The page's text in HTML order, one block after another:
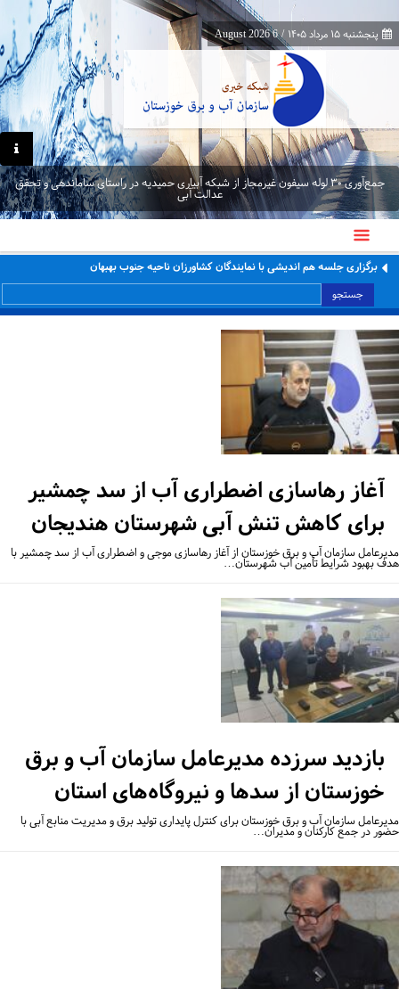
پنجشنبه ۱۵ مرداد ۱۴۰۵ /
6 August 2026
جمع‌آوری ۳۰ لوله سیفون غیرمجاز از شبکه آبیاری حمیدیه در راستای ساماندهی و تحقق
عدالت آبی
برگزاری جلسه هم اندیشی با نمایندگان کشاورزان ناحیه جنوب بهبهان
جستجو
آغاز رهاسازی اضطراری آب از سد چمشیر
برای کاهش تنش آبی شهرستان هندیجان
سازمان آب و برق خوزستان از آغاز رهاسازی موجی و اضطراری آب از سد چمشیر با
بهبود شرایط تأمین آب شهرستان…
بازدید سرزده مدیرعامل سازمان آب و برق
خوزستان از سدها و نیروگاه‌های استان
سازمان آب و برق خوزستان برای کنترل پایداری تولید برق و مدیریت منابع آبی با
در جمع کارکنان و مدیران…